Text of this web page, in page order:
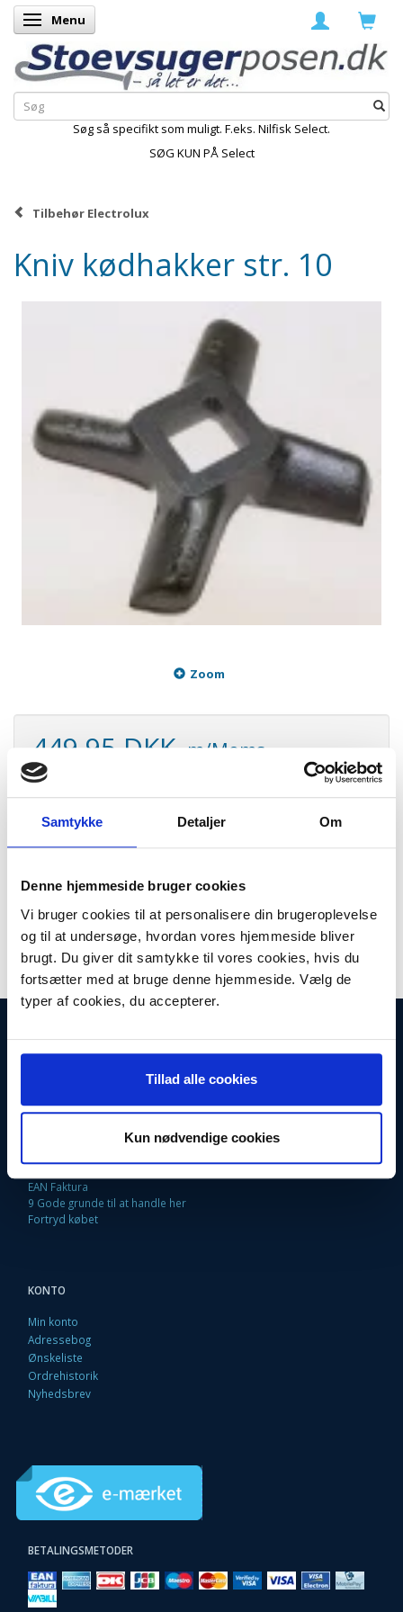
Samtykke Detaljer Om
Denne hjemmeside bruger cookies
Vi bruger cookies til at personalisere din brugeroplevelse
og til at undersøge, hvordan vores hjemmeside bliver
brugt. Du giver dit samtykke til vores cookies, hvis du
fortsætter med at bruge denne hjemmeside. Vælg de
typer af cookies, du accepterer.
Tillad alle cookies
Kun nødvendige cookies
Skifte navigation
Menu
Søg så specifikt som muligt. F.eks. Nilfisk Select.
SØG KUN PÅ Select
Tilbehør Electrolux
Kniv kødhakker str. 10
Zoom
449,95 DKK m/Moms
Plus leveringsomkostninger. 39,00 til pakkehops. Fri fragt til
Model/varenr.:
Lager: På lager
Antal LÆG I KURV
Kniv til AEG og Electrolux kødhakkere. Str. 10
Fortrydelsesret
Betingelser & Vilkår
Returneringsformular
EAN Faktura
9 Gode grunde til at handle her
Fortryd købet
KONTO
Min konto
Adressebog
Ønskeliste
Ordrehistorik
Nyhedsbrev
BETALINGSMETODER